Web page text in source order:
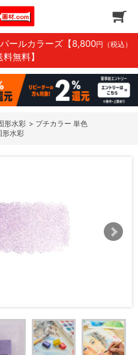
ールカラーズ 【8,800円（税込）
無料】
形水彩 > プチカラー 単色
形水彩